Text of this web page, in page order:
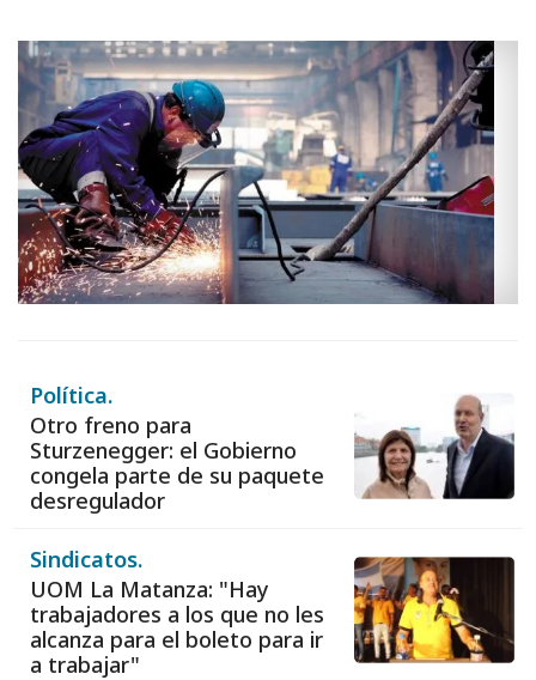
Política.
Otro freno para
Sturzenegger: el Gobierno
congela parte de su paquete
desregulador
Sindicatos.
UOM La Matanza: "Hay
trabajadores a los que no les
alcanza para el boleto para ir
a trabajar"